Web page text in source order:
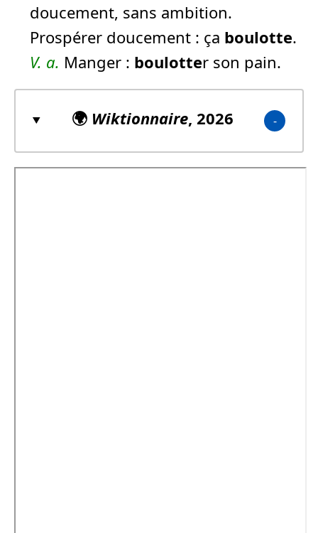
doucement, sans ambition.
Prospérer doucement : ça boulotte.
V. a. Manger : boulotter son pain.
🌍 Wiktionnaire, 2026